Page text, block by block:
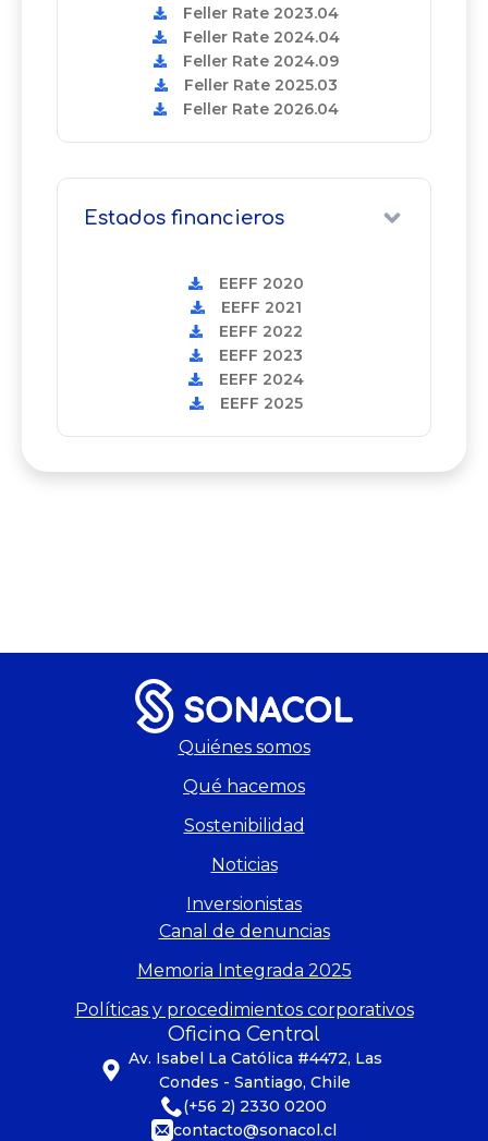
Feller Rate 2023.04
Feller Rate 2024.04
Feller Rate 2024.09
Feller Rate 2025.03
Feller Rate 2026.04
Estados financieros
EEFF 2020
EEFF 2021
EEFF 2022
EEFF 2023
EEFF 2024
EEFF 2025
Quiénes somos
Qué hacemos
Sostenibilidad
Noticias
Inversionistas
Canal de denuncias
Memoria Integrada 2025
Políticas y procedimientos corporativos
Oficina Central
Av. Isabel La Católica #4472, Las
Condes - Santiago, Chile
(+56 2) 2330 0200
contacto@sonacol.cl